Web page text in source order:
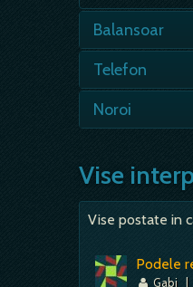
Balansoar
Telefon
de
Noroi
Vise
Vise postate in
Podele
Gabi |